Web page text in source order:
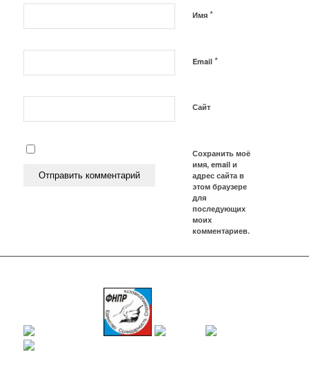
Имя *
Email *
Сайт
Сохранить моё
имя, email и
адрес сайта в
этом браузере
для
последующих
моих
комментариев.